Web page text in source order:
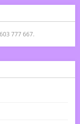
777 667.